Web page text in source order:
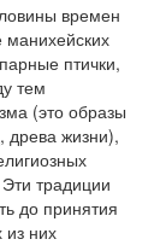
времен
птички,
тем
(это образы
древа жизни),
традиции
до принятия
из них